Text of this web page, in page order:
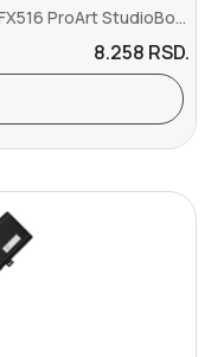
Baterija za Laptop Asus TUF Dash F15 FX516 ProArt StudioBook Pro 15...
8.258 RSD.